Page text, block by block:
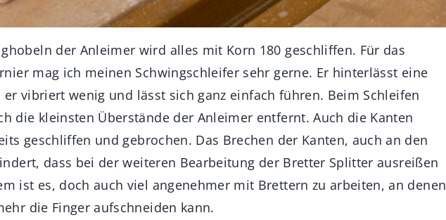
der Anleimer wird alles mit Korn 180 geschliffen. Für das
mag ich meinen Schwingschleifer sehr gerne. Er hinterlässt eine
vibriert wenig und lässt sich ganz einfach führen. Beim Schleifen
die kleinsten Überstände der Anleimer entfernt. Auch die Kanten
geschliffen und gebrochen. Das Brechen der Kanten, auch an den
dass bei der weiteren Bearbeitung der Bretter Splitter ausreißen
ist es, doch auch viel angenehmer mit Brettern zu arbeiten, an denen
die Finger aufschneiden kann.